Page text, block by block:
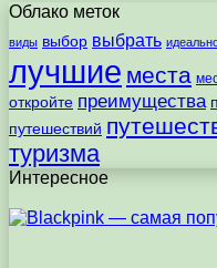
Облако меток
виды выбор выбрать
лучшие места
откройте преимущества
путешествий
туризма
Интересное